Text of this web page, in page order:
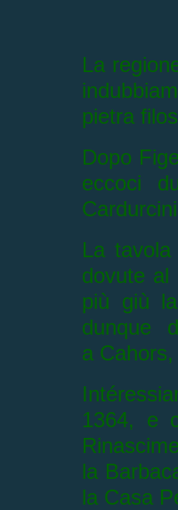
La
pietra
Dopo
eccoci
La
dovute al
più giù
dunque
a
1364, e
la
la Casa